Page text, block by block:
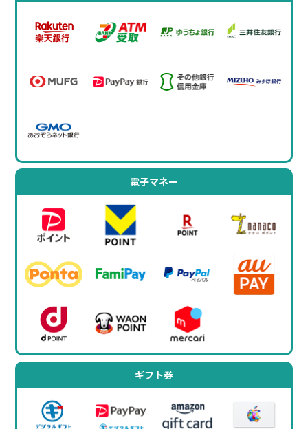
電子マネー
ギフト券